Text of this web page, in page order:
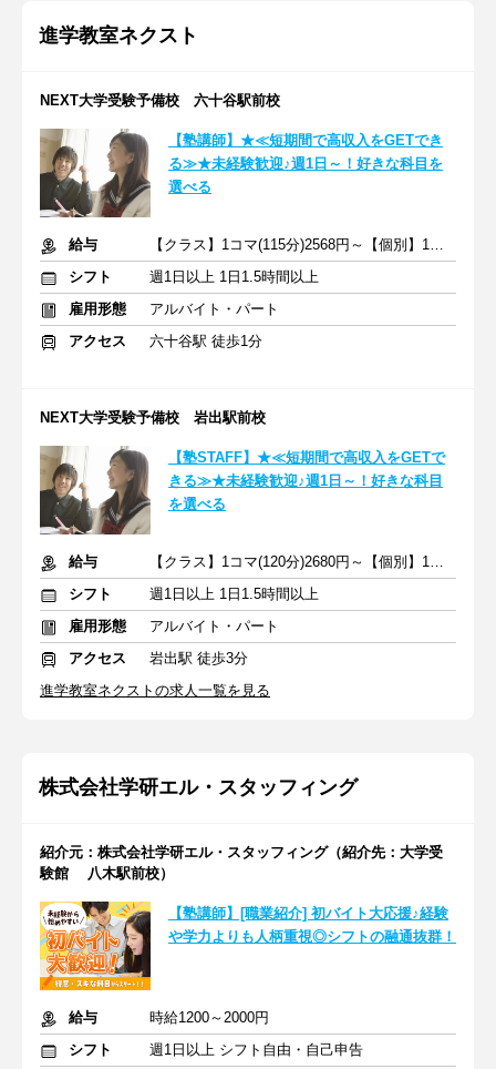
進学教室ネクスト
NEXT大学受験予備校 六十谷駅前校
【塾講師】★≪短期間で高収入をGETでき
る≫★未経験歓迎♪週1日～！好きな科目を
選べる
給与
【クラス】1コマ(115分)2568円～【個別】1コマ(80分)1740円～
シフト
週1日以上 1日1.5時間以上
雇用形態
アルバイト・パート
アクセス
六十谷駅 徒歩1分
NEXT大学受験予備校 岩出駅前校
【塾STAFF】★≪短期間で高収入をGETで
きる≫★未経験歓迎♪週1日～！好きな科目
を選べる
給与
【クラス】1コマ(120分)2680円～【個別】1コマ(80分)1740円～
シフト
週1日以上 1日1.5時間以上
雇用形態
アルバイト・パート
アクセス
岩出駅 徒歩3分
進学教室ネクストの求人一覧を見る
株式会社学研エル・スタッフィング
紹介元：株式会社学研エル・スタッフィング（紹介先：大学受
験館 八木駅前校）
【塾講師】[職業紹介] 初バイト大応援♪経験
や学力よりも人柄重視◎シフトの融通抜群！
給与
時給1200～2000円
シフト
週1日以上 シフト自由・自己申告